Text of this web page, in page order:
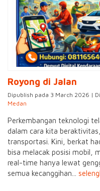
Royong di Jalan
Dipublish pada 3 March 2026 |
Medan
Perkembangan teknologi
dalam cara kita
transportasi. Kini, berkat
bisa melacak posisi mobil,
real-time hanya lewat
semua kecanggihan...